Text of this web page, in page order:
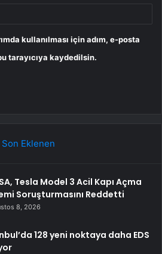
kullanılması için adım, e-posta
tarayıcıya kaydedilsin.
Son Eklenen
Tesla Model 3 Acil Kapı Açma
Soruşturmasını Reddetti
8, 2026
128 yeni noktaya daha EDS